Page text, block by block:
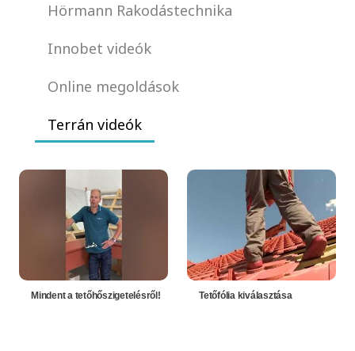
Hörmann Rakodástechnika
Innobet videók
Online megoldások
Terrán videók
Mindent a tetőhőszigetelésről! Tetőfólia kiválasztása